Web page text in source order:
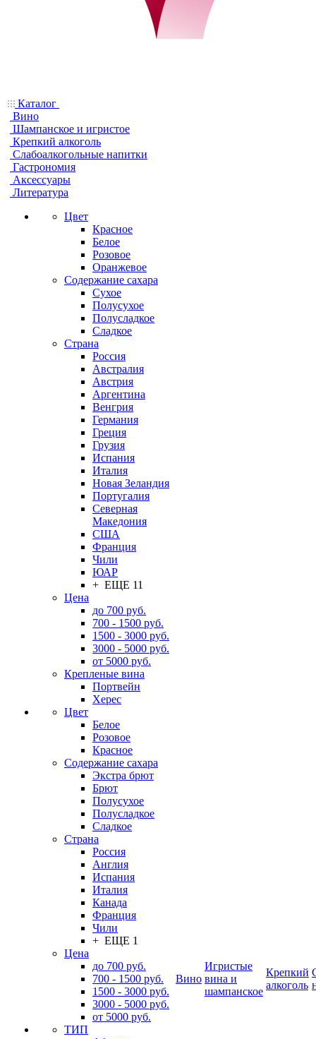
Каталог
Вино
Шампанское и игристое
Крепкий алкоголь
Слабоалкогольные напитки
Гастрономия
Аксессуары
Литература
Цвет
Красное
Белое
Розовое
Оранжевое
Содержание сахара
Сухое
Полусухое
Полусладкое
Сладкое
Страна
Россия
Австралия
Австрия
Аргентина
Венгрия
Германия
Греция
Грузия
Испания
Италия
Новая Зеландия
Португалия
Северная
Македония
США
Франция
Чили
ЮАР
+ ЕЩЕ 11
Цена
до 700 руб.
700 - 1500 руб.
1500 - 3000 руб.
3000 - 5000 руб.
от 5000 руб.
Крепленые вина
Портвейн
Херес
Цвет
Белое
Розовое
Красное
Содержание сахара
Экстра брют
Брют
Полусухое
Полусладкое
Сладкое
Страна
Россия
Англия
Испания
Италия
Канада
Франция
Чили
+ ЕЩЕ 1
Цена
до 700 руб.
700 - 1500 руб.
1500 - 3000 руб.
3000 - 5000 руб.
от 5000 руб.
ТИП
Вино
Игристые
вина и
шампанское
Крепкий
алкоголь